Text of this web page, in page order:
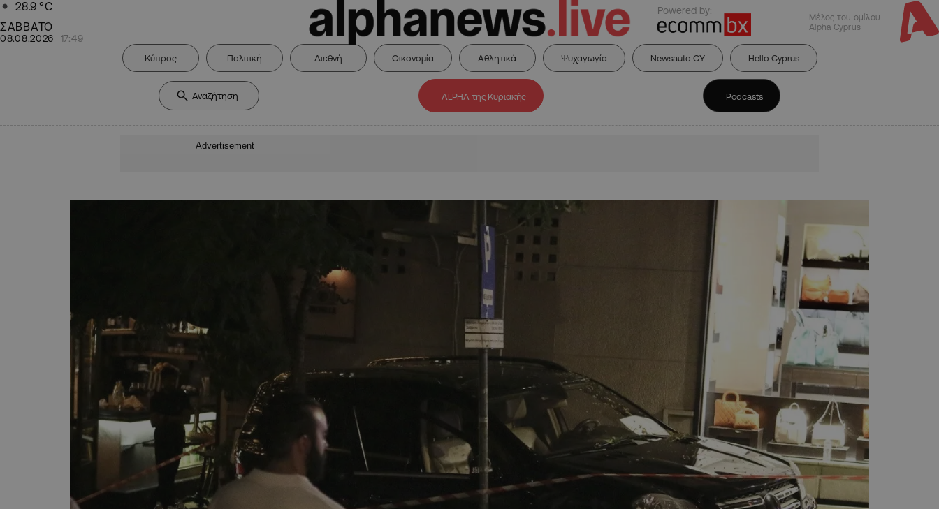
28.9 °C
ΣΑΒΒΑΤΟ
08.08.2026 17:49
Powered by:
Μέλος του ομίλου
Alpha Cyprus
Κύπρος Πολιτική Διεθνή Οικονομία Αθλητικά Ψυχαγωγία Newsauto CY Hello Cyprus
ALPHA της Κυριακής Podcasts
Advertisement